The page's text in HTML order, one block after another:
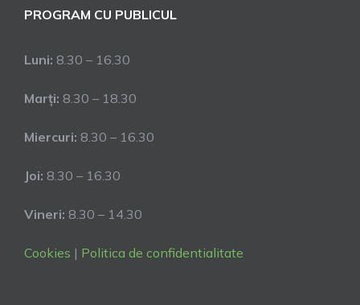
PROGRAM CU PUBLICUL
Luni: 8.30 – 16.30
Marți: 8.30 – 18.30
Miercuri: 8.30 – 16.30
Joi: 8.30 – 16.30
Vineri: 8.30 – 14.30
Cookies | Politica de confidentialitate